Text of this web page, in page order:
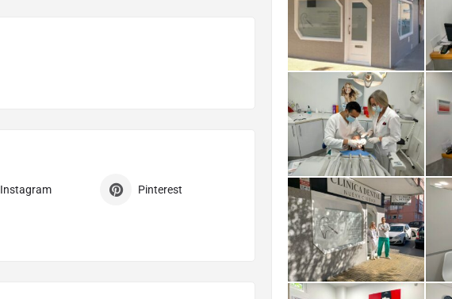
Instagram Pinterest